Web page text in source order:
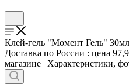
Клей-гель "Момент Гель"
Доставка по России : цена
магазине | Характеристики,